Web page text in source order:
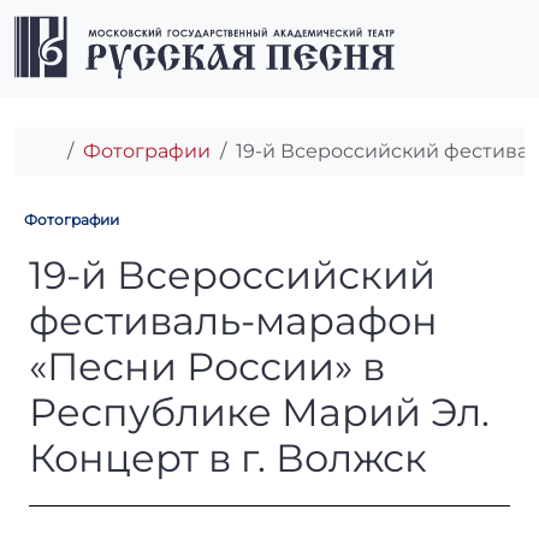
Перейти к содержимому
Перейти к футеру
Главная
Фотографии 19-й Всероссийский
Фотографии
19-й Всероссийский
19-й Всероссийский
фестиваль-марафон
«Песни России» в
Республике Марий Эл.
Концерт в г. Волжск